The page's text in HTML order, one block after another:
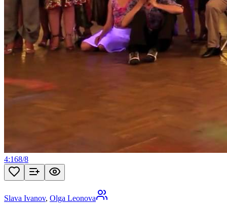
4:168/8
Slava Ivanov, Olga Leonova